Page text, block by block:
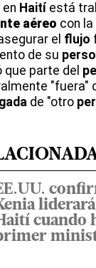
en Haití está
aéreo con la
el flujo
de su
que parte del
"fuera"
de "otro
cuando